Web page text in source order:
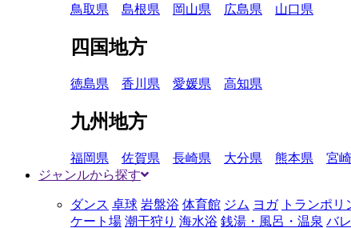
鳥取県 島根県 岡山県 広島県 山口県
四国地方
徳島県 香川県 愛媛県 高知県
九州地方
福岡県 佐賀県 長崎県 大分県 熊本県 宮
ジャンルから探す
ダンス 卓球 岩盤浴 体育館 ジム ヨガ トランポリ
ケート場 潮干狩り 海水浴 銭湯・風呂・温泉 バ